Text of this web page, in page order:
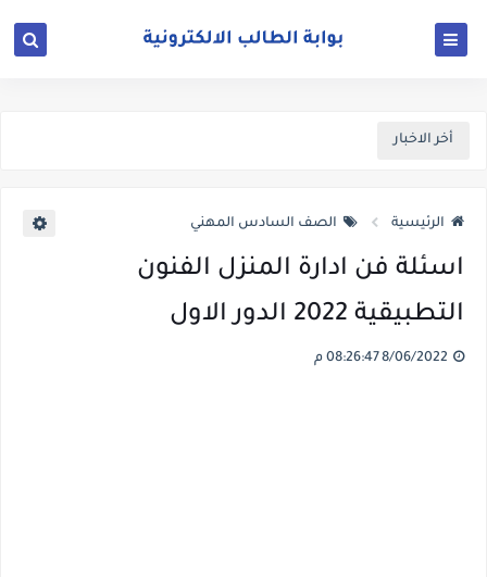
أخر الاخبار
الرئيسية الصف السادس المهني
اسئلة فن ادارة المنزل الفنون
التطبيقية 2022 الدور الاول